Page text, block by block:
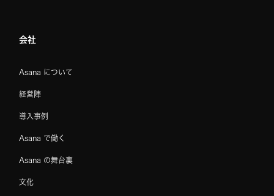
会社
Asana について
経営陣
導入事例
Asana で働く
Asana の舞台裏
文化